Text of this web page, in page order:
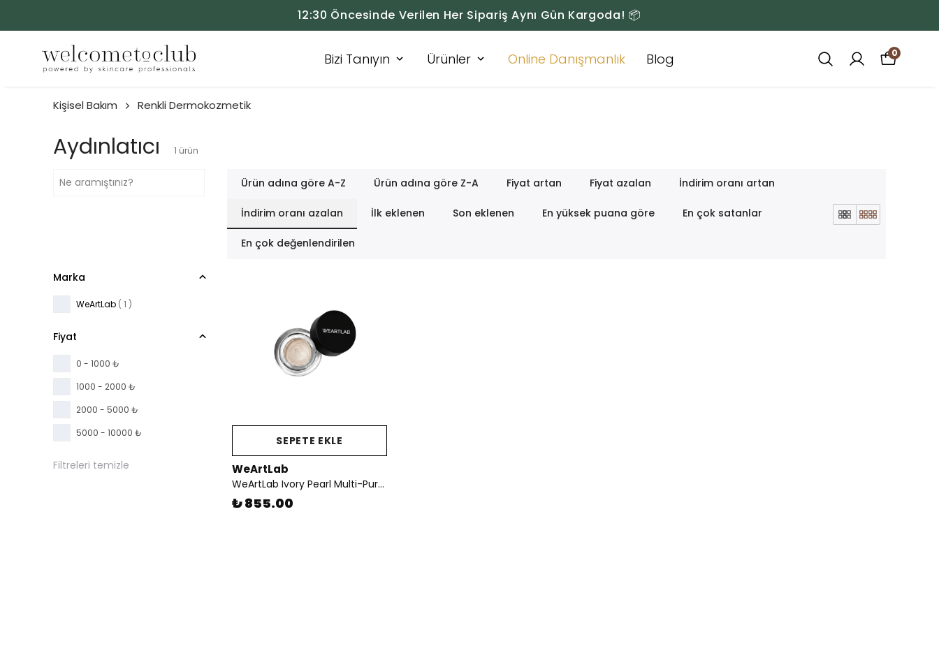
12:30 Öncesinde Verilen Her Sipariş Aynı Gün Kargoda! 📦
Bizi Tanıyın Ürünler Online Danışmanlık Blog 0
Kişisel Bakım Renkli Dermokozmetik
Aydınlatıcı 1 ürün
Ürün adına göre A-Z Ürün adına göre Z-A Fiyat artan Fiyat azalan İndirim oranı artan
İndirim oranı azalan İlk eklenen Son eklenen En yüksek puana göre En çok satanlar
En çok değenlendirilen
Marka
WeArtLab ( 1 )
Fiyat
0 - 1000 ₺
1000 - 2000 ₺
2000 - 5000 ₺
5000 - 10000 ₺
Filtreleri temizle
SEPETE EKLE
WeArtLab
WeArtLab Ivory Pearl Multi-Purpose Aydınlatıcı
₺ 855.00